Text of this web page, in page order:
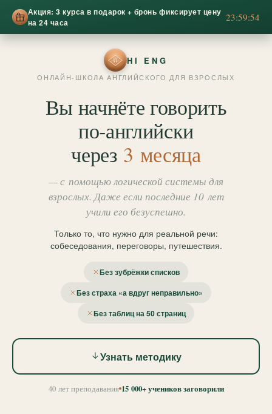
Акция: 3 курса в подарок + бронь фиксирует цену
на 24 часа
23:59:52
HI ENG
ОНЛАЙН-ШКОЛА АНГЛИЙСКОГО ДЛЯ ВЗРОСЛЫХ
Вы начнёте говорить
по‑английски
через 3 месяца
— с помощью логической системы для
взрослых. Даже если последние 10 лет
учили его безуспешно.
Только то, что нужно для реальной речи:
собеседования, переговоры, путешествия.
Без зубрёжки списков
Без страха «а вдруг неправильно»
Без таблиц на 50 страниц
Узнать методику
40 лет преподавания 15 000+ учеников заговорили